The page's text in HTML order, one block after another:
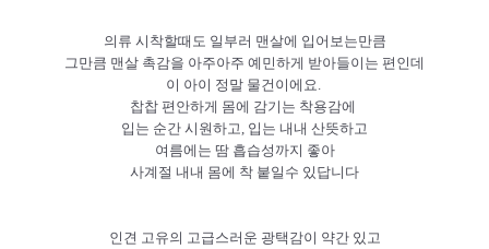
의류 시착할때도 일부러 맨살에 입어보는만큼
그만큼 맨살 촉감을 아주아주 예민하게 받아들이는 편인데
이 아이 정말 물건이에요.
찹찹 편안하게 몸에 감기는 착용감에
입는 순간 시원하고, 입는 내내 산뜻하고
여름에는 땀 흡습성까지 좋아
사계절 내내 몸에 착 붙일수 있답니다
인견 고유의 고급스러운 광택감이 약간 있고